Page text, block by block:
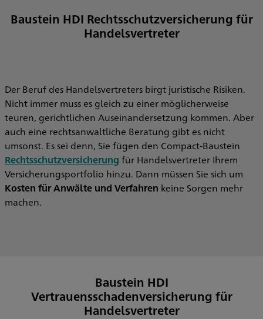
Baustein HDI Rechtsschutzversicherung für
Handelsvertreter
Der Beruf des Handelsvertreters birgt juristische Risiken.
Nicht immer muss es gleich zu einer möglicherweise
teuren, gerichtlichen Auseinandersetzung kommen. Aber
auch eine rechtsanwaltliche Beratung gibt es nicht
umsonst. Es sei denn, Sie fügen den Compact-Baustein
Rechtsschutzversicherung für Handelsvertreter Ihrem
Versicherungsportfolio hinzu. Dann müssen Sie sich um
Kosten für Anwälte und Verfahren keine Sorgen mehr
machen.
Baustein HDI
Vertrauensschadenversicherung für
Handelsvertreter